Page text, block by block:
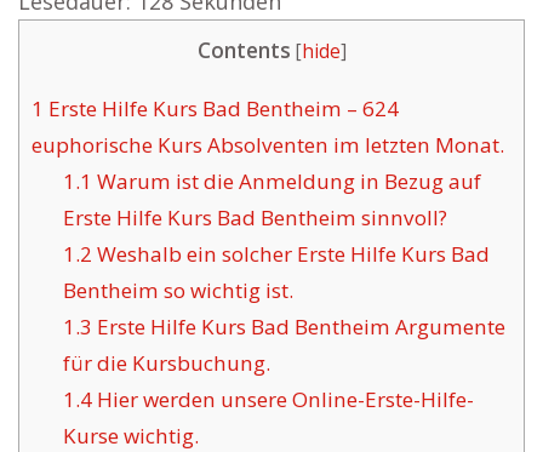
Contents [hide]
1 Erste Hilfe Kurs Bad Bentheim – 624
euphorische Kurs Absolventen im letzten Monat.
1.1 Warum ist die Anmeldung in Bezug auf
Erste Hilfe Kurs Bad Bentheim sinnvoll?
1.2 Weshalb ein solcher Erste Hilfe Kurs Bad
Bentheim so wichtig ist.
1.3 Erste Hilfe Kurs Bad Bentheim Argumente
für die Kursbuchung.
1.4Hier werden unsere Online-Erste-Hilfe-
Kurse wichtig.